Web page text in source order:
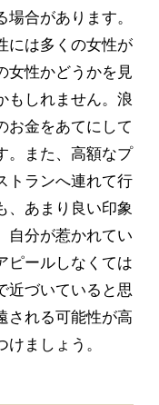
合があります。
には多くの女性が
女性かどうかを見
もしれません。浪
お金をあてにして
。また、高額なプ
トランへ連れて行
、あまり良い印象
自分が惹かれてい
ピールしなくては
近づいていると思
される可能性が高
ましょう。